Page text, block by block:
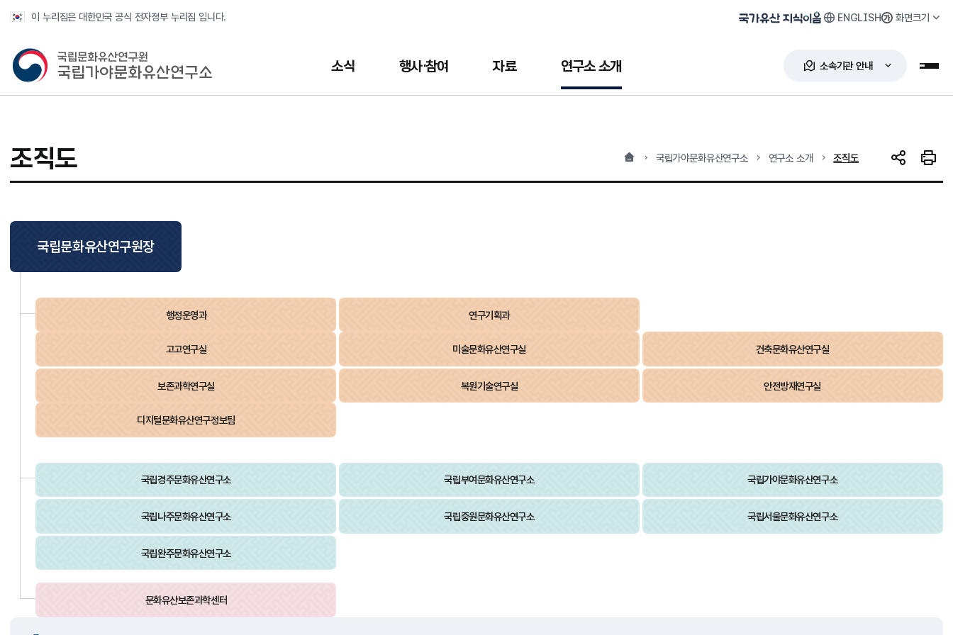
이 누리집은 대한민국 공식 전자정부 누리집 입니다.
국가유산 지식이음 ENGLISH 화면크기
국가유산청 국립가야문화유산연구소 소식 행사·참여 자료 연구소 소개 소속기관 안내 누리
조직도 홈 국립가야문화유산연구소 연구소 소개 현재 위치
조직도 SNS 공유인쇄
국립문화유산연구원장
행정운영과 연구기획과
고고연구실 미술문화유산연구실 건축문화유산연구실
보존과학연구실 복원기술연구실 안전방재연구실
디지털문화유산연구정보팀
국립경주문화유산연구소 국립부여문화유산연구소 국립가야문화유산연구소
국립나주문화유산연구소 국립중원문화유산연구소 국립서울문화유산연구소
국립완주문화유산연구소
문화유산보존과학센터